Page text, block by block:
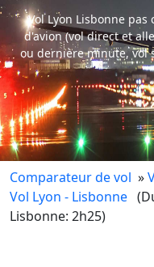
Vol Lyon Lisbonne
d'avion (vol direct et
ou dernière minute, vol
Comparateur de vol »
Vol Lyon - Lisbonne
Lisbonne: 2h25)